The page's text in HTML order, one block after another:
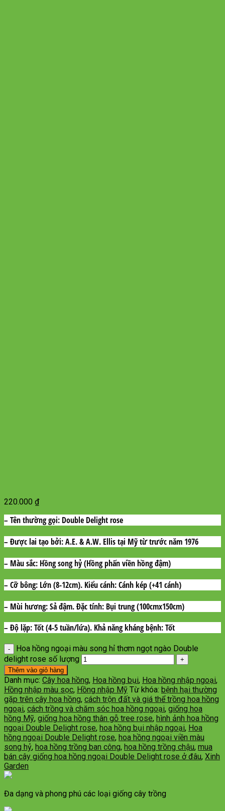
220.000 ₫
– Tên thường gọi: Double Delight rose
– Được lai tạo bởi: A.E. & A.W. Ellis tại Mỹ từ trước năm 1976
– Màu sắc: Hồng song hỷ (Hồng phấn viền hồng đậm)
– Cỡ bông: Lớn (8-12cm). Kiểu cánh:Cánh kép (+41 cánh)
– Mùi hương:Sả đậm.Đặc tính: Bụi trung (100cmx150cm)
– Độ lặp: Tốt (4-5 tuần/lứa). Khả năng kháng bệnh: Tốt
Hoa hồng ngoại màu song hỉ thơm ngọt ngào Double
delight rose số lượng
Thêm vào giỏ hàng
Danh mục: Cây hoa hồng, Hoa hồng bụi, Hoa hồng nhập ngoại,
Hồng nhập màu sọc, Hồng nhập Mỹ Từ khóa: bệnh hại thường
gặp trên cây hoa hồng, cách trộn đất và giá thể trồng hoa hồng
ngoại, cách trồng và chăm sóc hoa hồng ngoại, giống hoa
hồng Mỹ, giống hoa hồng thân gỗ tree rose, hình ảnh hoa hồng
ngoại Double Delight rose, hoa hồng bụi nhập ngoại, Hoa
hồng ngoại Double Delight rose, hoa hồng ngoại viền màu
song hỷ, hoa hồng trồng ban công, hoa hồng trồng chậu, mua
bán cây giống hoa hồng ngoại Double Delight rose ở đâu, Xinh
Garden
Đa dạng và phong phú các loại giống cây trồng